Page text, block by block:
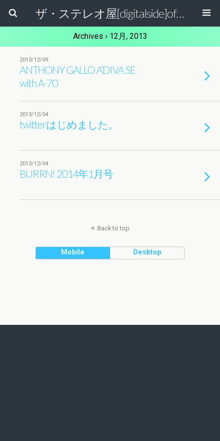
ザ・ステレオ屋[digitalside]official blog.
Archives › 12月, 2013
2013/12/09
ANTHONY GALLO A’DIVA SE
with A-70
2013/12/04
twitterはじめました。
2013/12/04
BURRN! 2014年1月号
Back to top
Mobile Desktop